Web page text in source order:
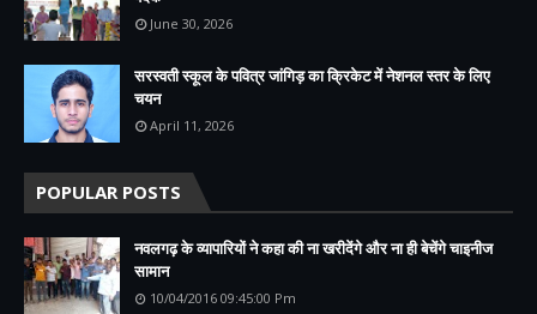
June 30, 2026
सरस्वती स्कूल के पवित्र जांगिड़ का क्रिकेट में नेशनल स्तर के लिए
चयन
April 11, 2026
POPULAR POSTS
नवलगढ़ के व्यापारियों ने कहा की ना खरीदेंगे और ना ही बेचेंगे चाइनीज
सामान
10/04/2016 09:45:00 Pm